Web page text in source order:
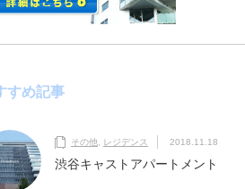
すめ記事
その他 レジデンス 2018.11.18
渋谷キャストアパートメント